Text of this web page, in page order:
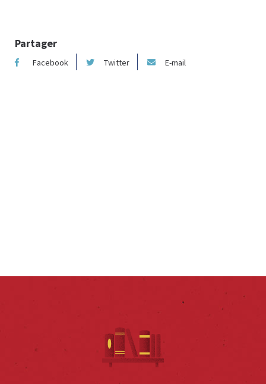
Partager
Facebook Twitter E-mail